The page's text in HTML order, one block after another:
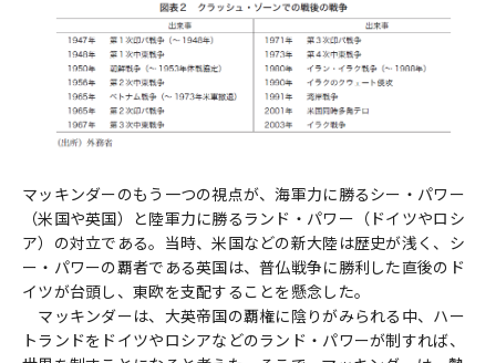
マッキンダーのもう一つの視点が、海軍力に勝るシー・パワー
（米国や英国）と陸軍力に勝るランド・パワー（ドイツやロシ
ア）の対立である。当時、米国などの新大陸は歴史が浅く、シ
ー・パワーの覇者である英国は、普仏戦争に勝利した直後のド
イツが台頭し、東欧を支配することを懸念した。
マッキンダーは、大英帝国の覇権に陰りがみられる中、ハー
トランドをドイツやロシアなどのランド・パワーが制すれば、